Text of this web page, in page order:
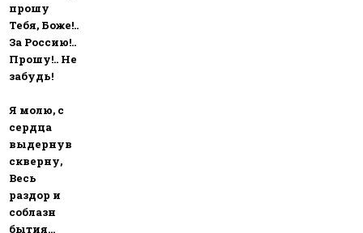
прошу
Тебя, Боже!..
За Россию!..
Прошу!.. Не
забудь!
Я молю, с
сердца
выдернув
скверну,
Весь
раздор и
соблазн
бытия...